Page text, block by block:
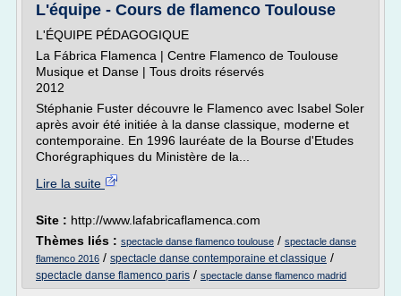
L'équipe - Cours de flamenco Toulouse
L'ÉQUIPE PÉDAGOGIQUE
La Fábrica Flamenca | Centre Flamenco de Toulouse
Musique et Danse | Tous droits réservés
2012
Stéphanie Fuster découvre le Flamenco avec Isabel Soler
après avoir été initiée à la danse classique, moderne et
contemporaine. En 1996 lauréate de la Bourse d'Etudes
Chorégraphiques du Ministère de la...
Lire la suite
Site : http://www.lafabricaflamenca.com
Thèmes liés : spectacle danse flamenco toulouse / spectacle danse
flamenco 2016 / spectacle danse contemporaine et classique /
spectacle danse flamenco paris / spectacle danse flamenco madrid